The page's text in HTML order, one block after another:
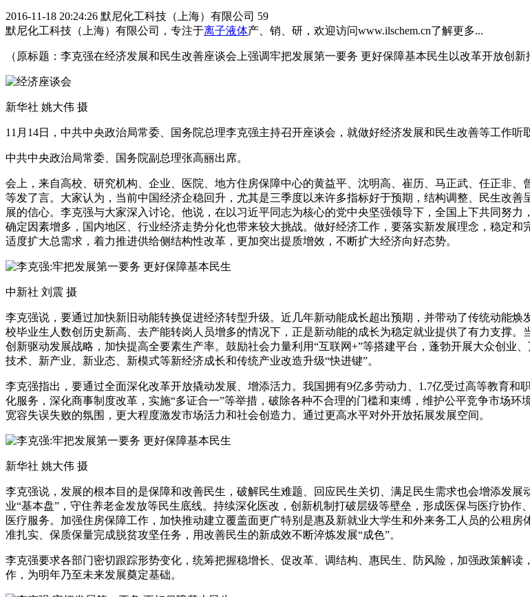
2016-11-18 20:24:26 默尼化工科技（上海）有限公司 59
默尼化工科技（上海）有限公司，专注于离子液体产、销、研，欢迎访问www.ilschem.cn了解更多...
（原标题：李克强在经济发展和民生改善座谈会上强调牢把发展第一要务 更好保障基本民生以改革开放创新
新华社 姚大伟 摄
11月14日，中共中央政治局常委、国务院总理李克强主持召开座谈会，就做好经济发展和民生改善等工作听
中共中央政治局常委、国务院副总理张高丽出席。
会上，来自高校、研究机构、企业、医院、地方住房保障中心的黄益平、沈明高、崔历、马正武、任正非
等发了言。大家认为，当前中国经济企稳回升，尤其是三季度以来许多指标好于预期，结构调整、民生改
展的信心。李克强与大家深入讨论。他说，在以习近平同志为核心的党中央坚强领导下，全国上下共同努
确定因素增多，国内地区、行业经济走势分化也带来较大挑战。做好经济工作，要落实新发展理念，稳定和
适度扩大总需求，着力推进供给侧结构性改革，更加突出提质增效，不断扩大经济向好态势。
中新社 刘震 摄
李克强说，要通过加快新旧动能转换促进经济转型升级。近几年新动能成长超出预期，并带动了传统动能
校毕业生人数创历史新高、去产能转岗人员增多的情况下，正是新动能的成长为稳定就业提供了有力支撑
创新驱动发展战略，加快提高全要素生产率。鼓励社会力量利用“互联网+”等搭建平台，蓬勃开展大众创业
技术、新产业、新业态、新模式等新经济成长和传统产业改造升级“快进键”。
李克强指出，要通过全面深化改革开放撬动发展、增添活力。我国拥有9亿多劳动力、1.7亿受过高等教育
化服务，深化商事制度改革，实施“多证合一”等举措，破除各种不合理的门槛和束缚，维护公平竞争市场
宽容失误失败的氛围，更大程度激发市场活力和社会创造力。通过更高水平对外开放拓展发展空间。
新华社 姚大伟 摄
李克强说，发展的根本目的是保障和改善民生，破解民生难题、回应民生关切、满足民生需求也会增添发
业“基本盘”，守住养老金发放等民生底线。持续深化医改，创新机制打破层级等壁垒，形成医保与医疗协
医疗服务。加强住房保障工作，加快推动建立覆盖面更广特别是惠及新就业大学生和外来务工人员的公租
准扎实、保质保量完成脱贫攻坚任务，用改善民生的新成效不断淬炼发展“成色”。
李克强要求各部门密切跟踪形势变化，统筹把握稳增长、促改革、调结构、惠民生、防风险，加强政策解
作，为明年乃至未来发展奠定基础。